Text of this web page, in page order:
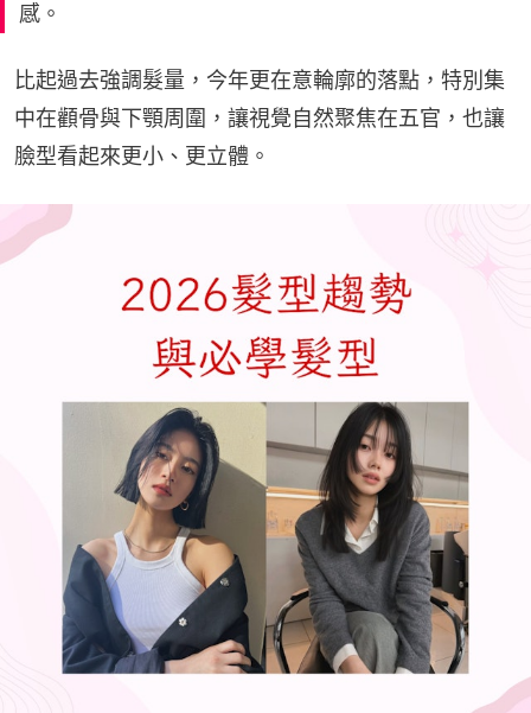
感。
比起過去強調髮量，今年更在意輪廓的落點，特別集
中在顴骨與下顎周圍，讓視覺自然聚焦在五官，也讓
臉型看起來更小、更立體。